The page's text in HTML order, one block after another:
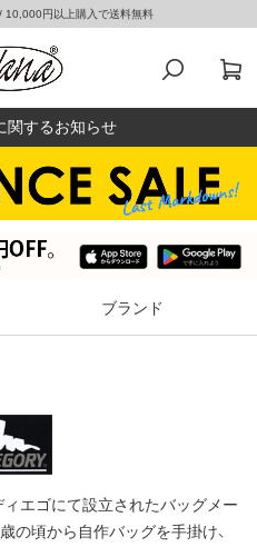
10,000円以上購入で送料無料
関するお知らせ
ブランド
エゴにて設立されたバッグメー
の頃から自作バッグを手掛け、